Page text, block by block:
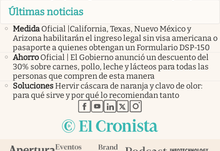
Últimas noticias
Medida Oficial |California, Texas, Nuevo México y
Arizona habilitarán el ingreso legal sin visa americana o
pasaporte a quienes obtengan un Formulario DSP-150
Ahorro Oficial | El Gobierno anunció un descuento del
30% sobre carnes, pollo, leche y lácteos para todas las
personas que compren de esta manera
SolucionesHervir cáscara de naranja y clavo de olor:
para qué sirve y por qué lo recomiendan tanto
abre en nueva pestaña
abre en nueva pestaña
abre en nueva pestaña
abre en nueva pestaña
abre en nueva pestaña